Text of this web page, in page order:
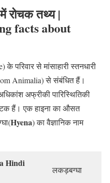
रोचक तथ्य |
facts about
के परिवार से मांसाहारी स्तनधारी
Animalia) से संबंधित हैं।
अफ्रीकी पारिस्थितिकी
हैं। एक हाइना का औसत
Hyena) का वैज्ञानिक नाम
Hindi
लकड़बग्घा